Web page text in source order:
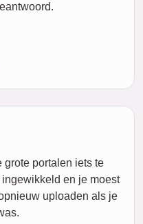
grote portalen iets te
en je moest
uploaden als je